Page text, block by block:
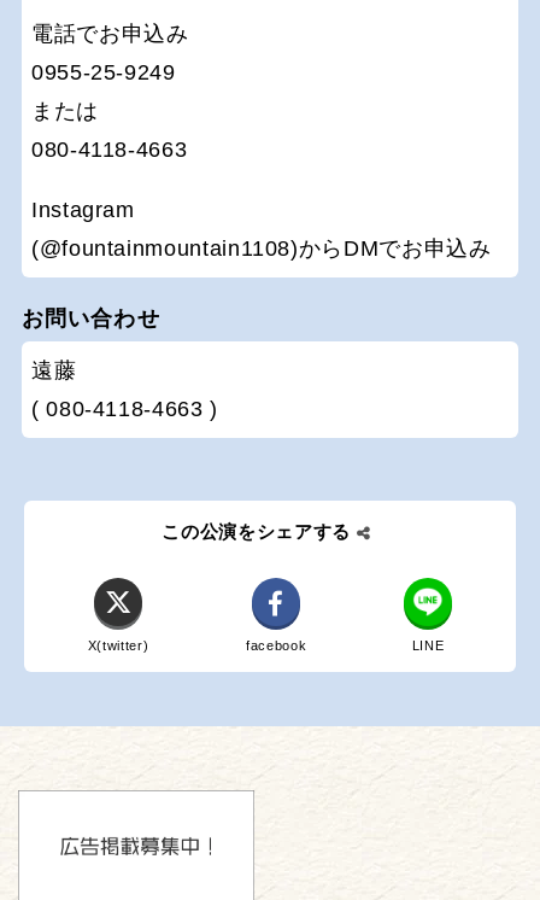
電話でお申込み
0955-25-9249
または
080-4118-4663
Instagram
(@fountainmountain1108)からDMでお申込み
お問い合わせ
遠藤
( 080-4118-4663 )
この公演をシェアする
X(twitter) facebook LINE